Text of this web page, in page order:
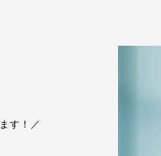
す！／